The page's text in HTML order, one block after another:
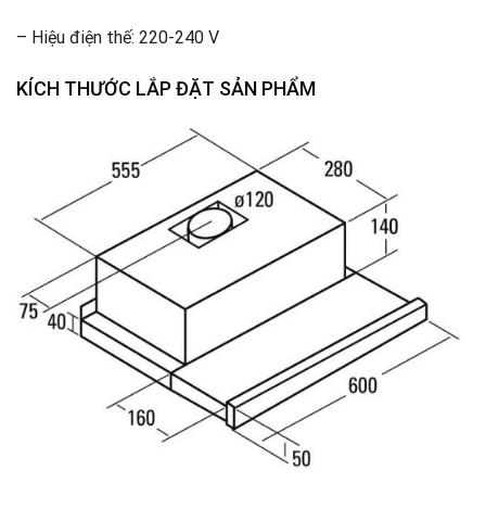
– Hiệu điện thế: 220-240 V
KÍCH THƯỚC LẮP ĐẶT SẢN PHẨM